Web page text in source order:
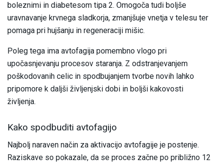
boleznimi in diabetesom tipa 2. Omogoča tudi boljše
uravnavanje krvnega sladkorja, zmanjšuje vnetja v telesu ter
pomaga pri hujšanju in regeneraciji mišic.
Poleg tega ima avtofagija pomembno vlogo pri
upočasnjevanju procesov staranja. Z odstranjevanjem
poškodovanih celic in spodbujanjem tvorbe novih lahko
pripomore k daljši življenjski dobi in boljši kakovosti
življenja.
Kako spodbuditi avtofagijo
Najbolj naraven način za aktivacijo avtofagije je postenje.
Raziskave so pokazale, da se proces začne po približno 12